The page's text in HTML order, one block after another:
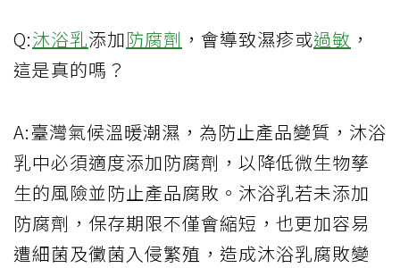
Q:沐浴乳添加防腐劑 ，會導致濕疹或過敏 ，
這是真的嗎？
A:臺灣氣候溫暖潮濕，為防止產品變質，沐浴
乳中必須適度添加防腐劑，以降低微生物孳
生的風險並防止產品腐敗。沐浴乳若未添加
防腐劑，保存期限不僅會縮短，也更加容易
遭細菌及黴菌入侵繁殖，造成沐浴乳腐敗變